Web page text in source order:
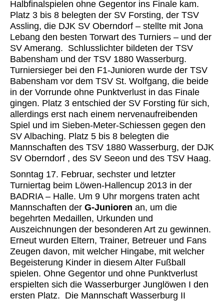
Halbfinalspielen ohne Gegentor ins Finale kam.
Platz 3 bis 8 belegten der SV Forsting, der TSV
Assling, die DJK SV Oberndorf – stellte mit Jona
Lebang den besten Torwart des Turniers – und der
SV Amerang. Schlusslichter bildeten der TSV
Babensham und der TSV 1880 Wasserburg.
Turniersieger bei den F1-Junioren wurde der TSV
Babensham vor dem TSV St. Wolfgang, die beide
in der Vorrunde ohne Punktverlust in das Finale
gingen. Platz 3 entschied der SV Forsting für sich,
allerdings erst nach einem nervenaufreibenden
Spiel und im Sieben-Meter-Schiessen gegen den
SV Albaching. Platz 5 bis 8 belegten die
Mannschaften des TSV 1880 Wasserburg, der DJK
SV Oberndorf , des SV Seeon und des TSV Haag.
Sonntag 17. Februar, sechster und letzter
Turniertag beim Löwen-Hallencup 2013 in der
BADRIA – Halle. Um 9 Uhr morgens traten acht
Mannschaften der G-Junioren an, um die
begehrten Medaillen, Urkunden und
Auszeichnungen der besonderen Art zu gewinnen.
Erneut wurden Eltern, Trainer, Betreuer und Fans
Zeugen davon, mit welcher Hingabe, mit welcher
Begeisterung Kinder in diesem Alter Fußball
spielen. Ohne Gegentor und ohne Punktverlust
erspielten sich die Wasserburger Junglöwen I den
ersten Platz. Die Mannschaft Wasserburg II